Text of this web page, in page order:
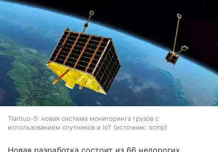
Tiantuo-5: новая система мониторинга грузов с
использованием спутников и IoT
источник: scmp
Новая разработка состоит из 66 недорогих